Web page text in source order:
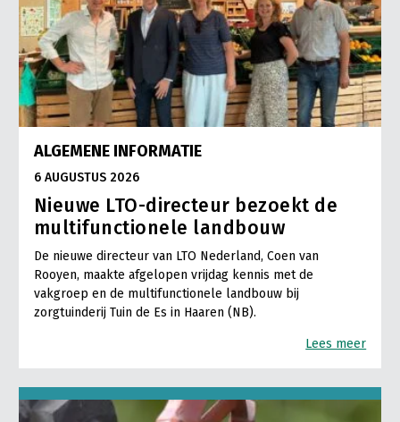
ALGEMENE INFORMATIE
6 AUGUSTUS 2026
Nieuwe LTO-directeur bezoekt de
multifunctionele landbouw
De nieuwe directeur van LTO Nederland, Coen van
Rooyen, maakte afgelopen vrijdag kennis met de
vakgroep en de multifunctionele landbouw bij
zorgtuinderij Tuin de Es in Haaren (NB).
Lees meer